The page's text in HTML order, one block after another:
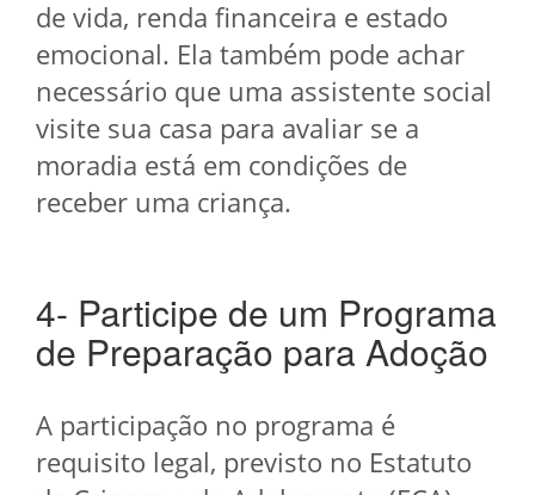
de vida, renda financeira e estado
emocional. Ela também pode achar
necessário que uma assistente social
visite sua casa para avaliar se a
moradia está em condições de
receber uma criança.
4- Participe de um Programa
de Preparação para Adoção
A participação no programa é
requisito legal, previsto no Estatuto